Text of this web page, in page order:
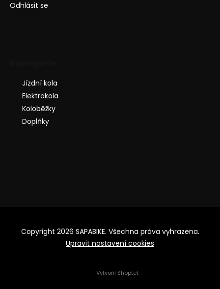
Odhlásit se
Jízdní kola
Elektrokola
Koloběžky
Doplňky
Vytvořil Shoptet
Copyright 2026 SAPABIKE. Všechna práva vyhrazena.
Upravit nastavení cookies